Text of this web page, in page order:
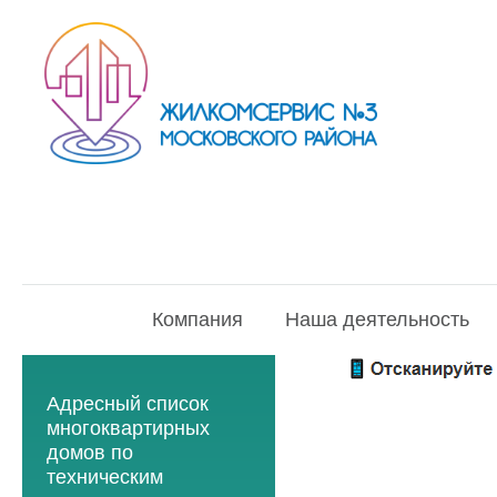
Компания Наша деятельность
Адресный список
многоквартирных
домов по
техническим